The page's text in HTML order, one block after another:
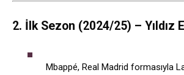
2. İlk Sezon (2024/25) – Yıldız
Mbappé, Real Madrid formasıyla La